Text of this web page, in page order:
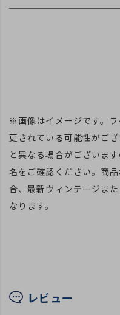
※画像はイメージです。
更されている可能性がご
と異なる場合がございま
名をご確認ください。商
合、最新ヴィンテージま
なります。
レビュー